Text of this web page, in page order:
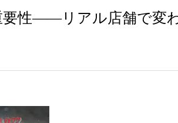
要性――リアル店舗で変